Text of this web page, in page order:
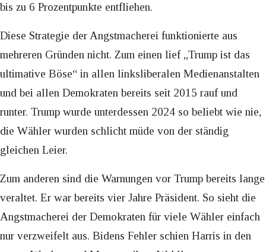
bis zu 6 Prozentpunkte entfliehen.
Diese Strategie der Angstmacherei funktionierte aus
mehreren Gründen nicht. Zum einen lief „Trump ist das
ultimative Böse“ in allen linksliberalen Medienanstalten
und bei allen Demokraten bereits seit 2015 rauf und
runter. Trump wurde unterdessen 2024 so beliebt wie nie,
die Wähler wurden schlicht müde von der ständig
gleichen Leier.
Zum anderen sind die Warnungen vor Trump bereits lange
veraltet. Er war bereits vier Jahre Präsident. So sieht die
Angstmacherei der Demokraten für viele Wähler einfach
nur verzweifelt aus. Bidens Fehler schien Harris in den